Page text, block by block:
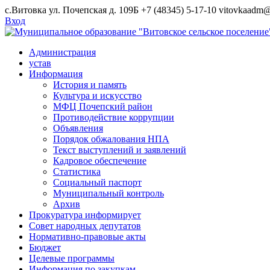
Skip
to
content
с.Витовка ул. Почепская д. 109Б +7 (48345) 5-17-10
Вход
Администрация
устав
Информация
История и память
Культура и искусство
МФЦ Почепский район
Противодействие коррупции
Объявления
Порядок обжалования НПА
Текст выступлений и заявлений
Кадровое обеспечение
Статистика
Социальный паспорт
Муниципальный контроль
Архив
Прокуратура информирует
Совет народных депутатов
Нормативно-правовые акты
Бюджет
Целевые программы